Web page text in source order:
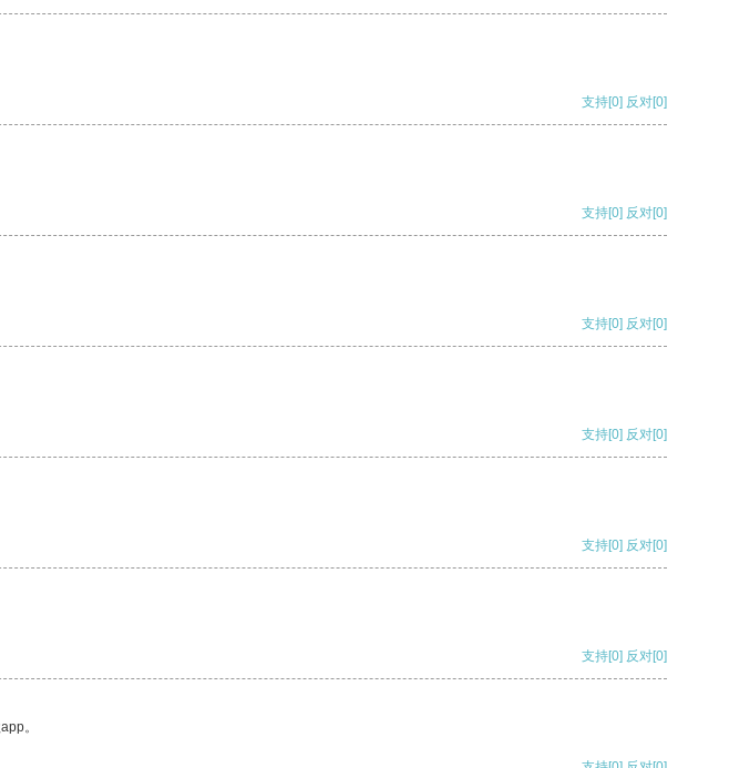
支持[0] 反对[0]
支持[0] 反对[0]
支持[0] 反对[0]
支持[0] 反对[0]
支持[0] 反对[0]
支持[0] 反对[0]
。